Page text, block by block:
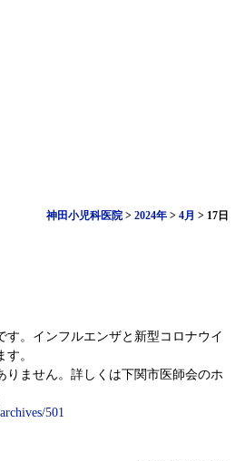
神田小児科医院 >2024年 >4月 > 17日
す。インフルエンザと新型コロナウイ
。
りません。詳しくは下関市医師会のホ
501